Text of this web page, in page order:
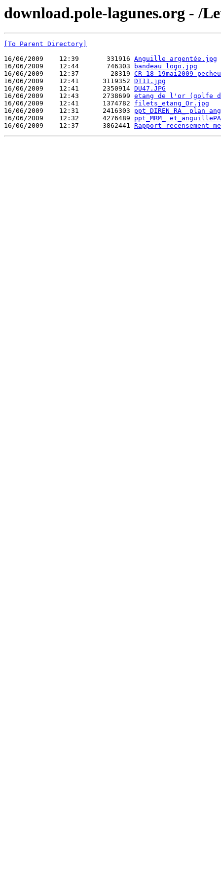
download.pole-lagunes.org - /
[To Parent Directory]
16/06/2009    12:39       331916 Anguille argentée.jpg
16/06/2009    12:44       746303
bandeau logo.jpg
16/06/2009    12:37        28319 CR_18-19mai2009-
16/06/2009    12:41      3119352 DT11.jpg
16/06/2009    12:41      2350914 DU47.JPG
16/06/2009    12:43      2738699 etang de l'or (golfe
16/06/2009    12:41      1374782 filets_etang_Or.jpg
16/06/2009    12:31      2416303 ppt_DIREN_RA_ plan
16/06/2009    12:32      4276489 ppt_MRM_
16/06/2009    12:37      3862441 Rapport recensement